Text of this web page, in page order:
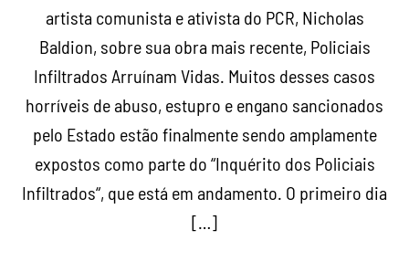
artista comunista e ativista do PCR, Nicholas
Baldion, sobre sua obra mais recente, Policiais
Infiltrados Arruínam Vidas. Muitos desses casos
horríveis de abuso, estupro e engano sancionados
pelo Estado estão finalmente sendo amplamente
expostos como parte do “Inquérito dos Policiais
Infiltrados“, que está em andamento. O primeiro dia
[…]